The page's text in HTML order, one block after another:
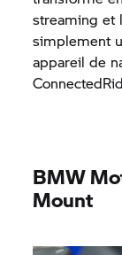
streaming et
simplement
appareil de
BMW
Mount